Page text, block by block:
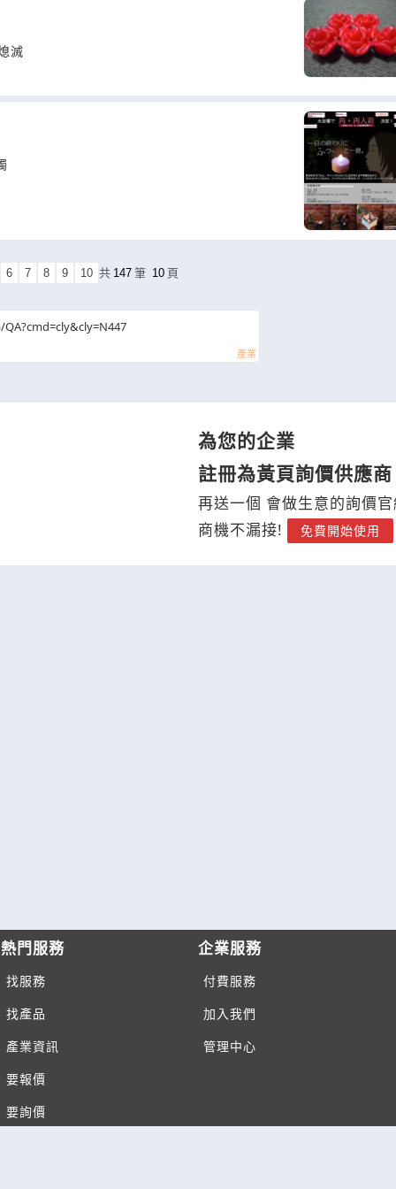
滅
6 7 8 9 10 共 147 筆 10 頁
為您的企業
註冊為黃頁詢價供應商
再送一個 會做生意的詢價
商機不漏接!
免費開始使用
熱門服務
找服務
找產品
產業資訊
要報價
要詢價
企業服務
付費服務
加入我們
管理中心